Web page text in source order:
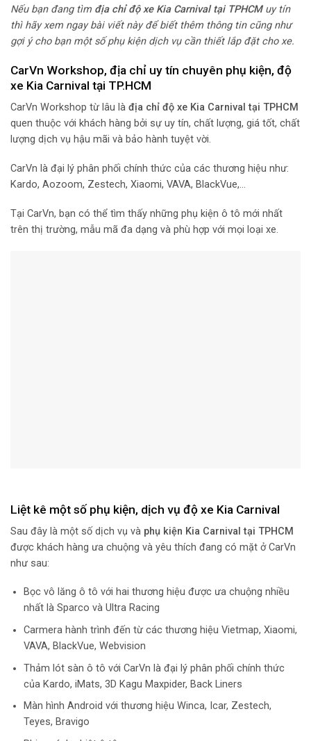
Nếu bạn đang tìm địa chỉ độ xe Kia Carnival tại TPHCMuy tín
thì hãy xem ngay bài viết này để biết thêm thông tin cũng như
gợi ý cho bạn một số phụ kiện dịch vụ cần thiết lắp đặt cho xe.
CarVn Workshop, địa chỉ uy tín chuyên phụ kiện, độ
xe Kia Carnival tại TP.HCM
CarVn Workshop từ lâu là địa chỉ độ xe Kia Carnival tại TPHCM
quen thuộc với khách hàng bởi sự uy tín, chất lượng, giá tốt, chất
lượng dịch vụ hậu mãi và bảo hành tuyệt vời.
CarVn là đại lý phân phối chính thức của các thương hiệu như:
Kardo, Aozoom, Zestech, Xiaomi, VAVA, BlackVue,…
Tại CarVn, bạn có thể tìm thấy những phụ kiện ô tô mới nhất
trên thị trường, mẫu mã đa dạng và phù hợp với mọi loại xe.
Liệt kê một số phụ kiện, dịch vụ độ xe Kia Carnival
Sau đây là một số dịch vụ và phụ kiện Kia Carnival tại TPHCM
được khách hàng ưa chuộng và yêu thích đang có mặt ở CarVn
như sau:
Bọc vô lăng ô tô với hai thương hiệu được ưa chuộng nhiều
nhất là Sparco và Ultra Racing
Carmera hành trình đến từ các thương hiệu Vietmap, Xiaomi,
VAVA, BlackVue, Webvision
Thảm lót sàn ô tô với CarVn là đại lý phân phối chính thức
của Kardo, iMats, 3D Kagu Maxpider, Back Liners
Màn hình Android với thương hiệu Winca, Icar, Zestech,
Teyes, Bravigo